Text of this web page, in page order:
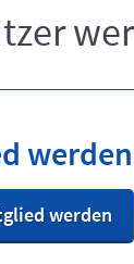
werden
werden